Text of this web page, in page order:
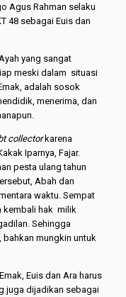
Agus Rahman selaku
48 sebagai Euis dan
yang sangat
meski dalam situasi
adalah sosok
menerima, dan
collectorkarena
Iparnya, Fajar.
pesta ulang tahun
Abah dan
waktu. Sempat
kembali hak milik
Sehingga
mungkin untuk
Euis dan Ara harus
juga dijadikan sebagai